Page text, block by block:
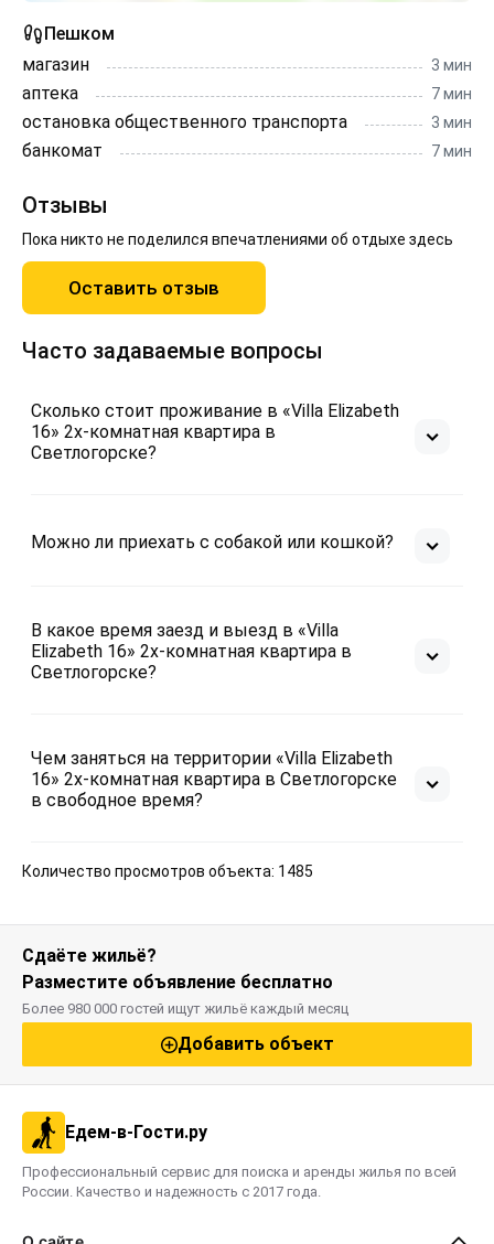
Пешком
магазин
3 мин
аптека 7 мин
остановка общественного транспорта 3 мин
банкомат 7 мин
Отзывы
Пока никто не поделился впечатлениями об отдыхе здесь
Оставить отзыв
Часто задаваемые вопросы
Сколько стоит проживание в «Villa Elizabeth
16» 2х-комнатная квартира в
Светлогорске?
Можно ли приехать с собакой или кошкой?
В какое время заезд и выезд в «Villa
Elizabeth 16» 2х-комнатная квартира в
Светлогорске?
Чем заняться на территории «Villa Elizabeth
16» 2х-комнатная квартира в Светлогорске
в свободное время?
Количество просмотров объекта: 1485
Сдаёте жильё?
Разместите объявление бесплатно
Более 980 000 гостей ищут жильё каждый месяц
Добавить объект
Едем-в-Гости.ру
Профессиональный сервис для поиска и аренды жилья по всей
России. Качество и надежность с 2017 года.